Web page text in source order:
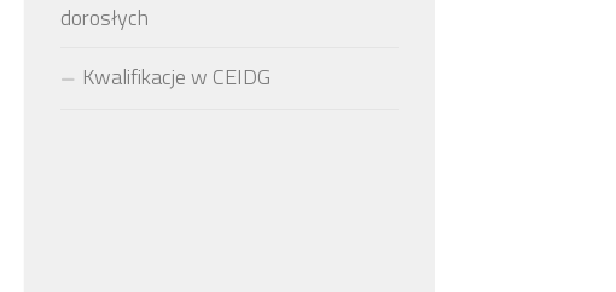
dorosłych
Kwalifikacje w CEIDG